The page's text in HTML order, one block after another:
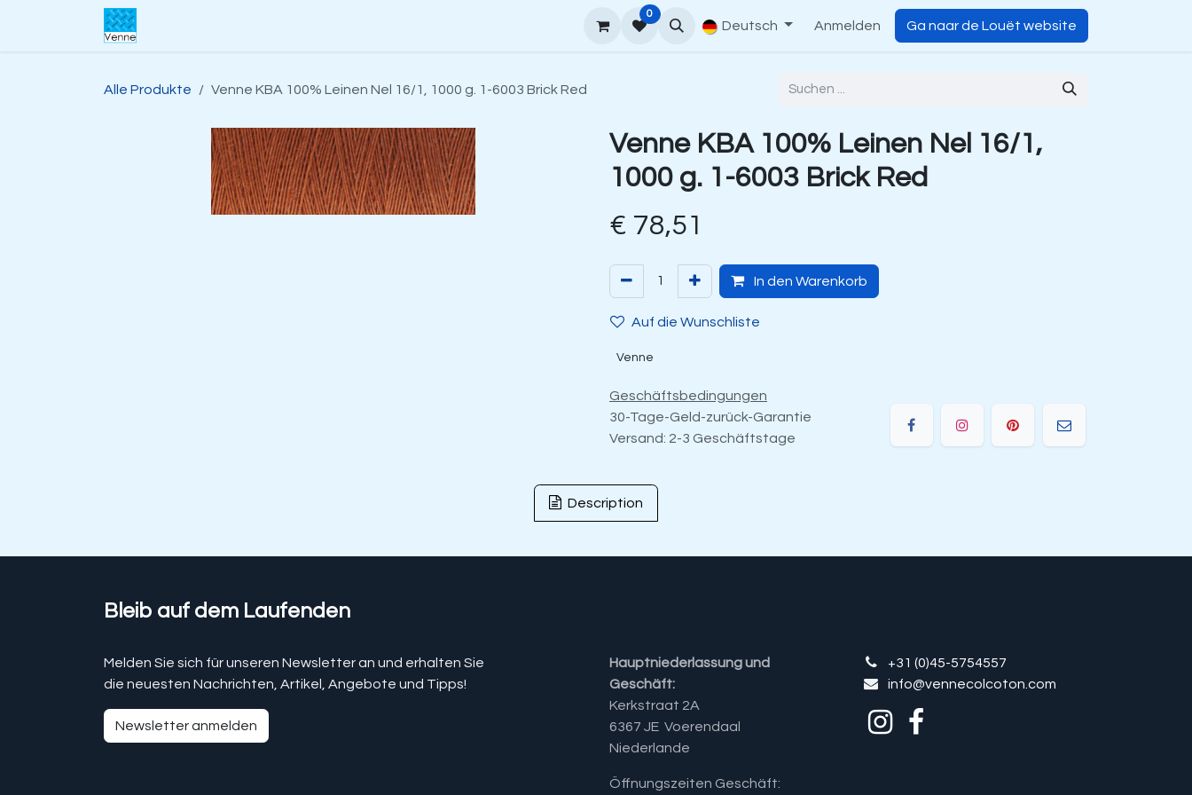
Zum Inhalt springen
Bestellanleitung Contact
0
Deutsch Anmelden Ga naar de Louët website
Alle Produkte Venne KBA 100% Leinen Nel 16/1, 1000 g. 1-6003 Brick Red
Venne KBA 100% Leinen Nel 16/1,
1000 g. 1-6003 Brick Red
€ 78,51
In den Warenkorb
Auf die Wunschliste
Venne
Geschäftsbedingungen
30-Tage-Geld-zurück-Garantie
Versand: 2-3 Geschäftstage
Description
Bleib auf dem Laufenden
Melden Sie sich für unseren Newsletter an und erhalten Sie
die neuesten Nachrichten, Artikel, Angebote und Tipps!
Newsletter anmelden
Hauptniederlassung und
Geschäft:
Kerkstraat 2A
6367 JE Voerendaal
Niederlande
Öffnungszeiten Geschäft:
+31 (0)45-5754557
info@vennecolcoton.com